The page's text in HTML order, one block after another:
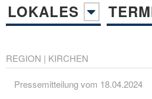
LOKALES
REGION | KIRCHEN
Pressemitteilung vom